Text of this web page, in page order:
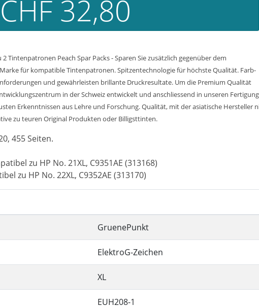
CHF 32,80
Tintenpatronen Peach Spar Packs - Sparen Sie zusätzlich gegenüber dem
für kompatible Tintenpatronen. Spitzentechnologie für höchste Qualität. Farb-
und gewährleisten brillante Druckresultate. Um die Premium Qualität
in der Schweiz entwickelt und anschliessend in unseren
Erkenntnissen aus Lehre und Forschung. Qualität, mit der asiatische Hersteller
zu teuren Original Produkten oder Billigsttinten.
455 Seiten.
zu HP No. 21XL, C9351AE (313168)
zu HP No. 22XL, C9352AE (313170)
GruenePunkt
ElektroG-Zeichen
XL
EUH208-1